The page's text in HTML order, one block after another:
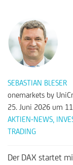
SEBASTIAN BLESER
onemarkets by
25. Juni 2026 um
AKTIEN-NEWS
TRADING
Der DAX startet